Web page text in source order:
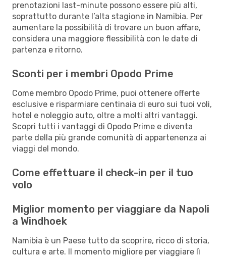
prenotazioni last-minute possono essere più alti,
soprattutto durante l’alta stagione in Namibia. Per
aumentare la possibilità di trovare un buon affare,
considera una maggiore flessibilità con le date di
partenza e ritorno.
Sconti per i membri Opodo Prime
Come membro Opodo Prime, puoi ottenere offerte
esclusive e risparmiare centinaia di euro sui tuoi voli,
hotel e noleggio auto, oltre a molti altri vantaggi.
Scopri tutti i vantaggi di Opodo Prime e diventa
parte della più grande comunità di appartenenza ai
viaggi del mondo.
Come effettuare il check-in per il tuo
volo
Miglior momento per viaggiare da Napoli
a Windhoek
Namibia è un Paese tutto da scoprire, ricco di storia,
cultura e arte. Il momento migliore per viaggiare lì